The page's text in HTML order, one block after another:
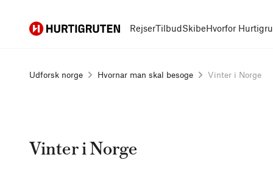
Hurtigruten RejserTilbudSkibeHvorfor
Udforsk norge Hvornar man skal besoge Vinter i Norge
Vinter i Norge